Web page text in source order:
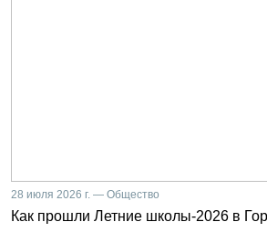
28 июля 2026 г. — Общество
Как прошли Летние школы-2026 в